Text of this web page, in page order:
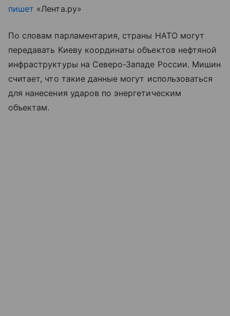
пишет «Лента.ру»
По словам парламентария, страны НАТО могут
передавать Киеву координаты объектов нефтяной
инфраструктуры на Северо-Западе России. Мишин
считает, что такие данные могут использоваться
для нанесения ударов по энергетическим
объектам.